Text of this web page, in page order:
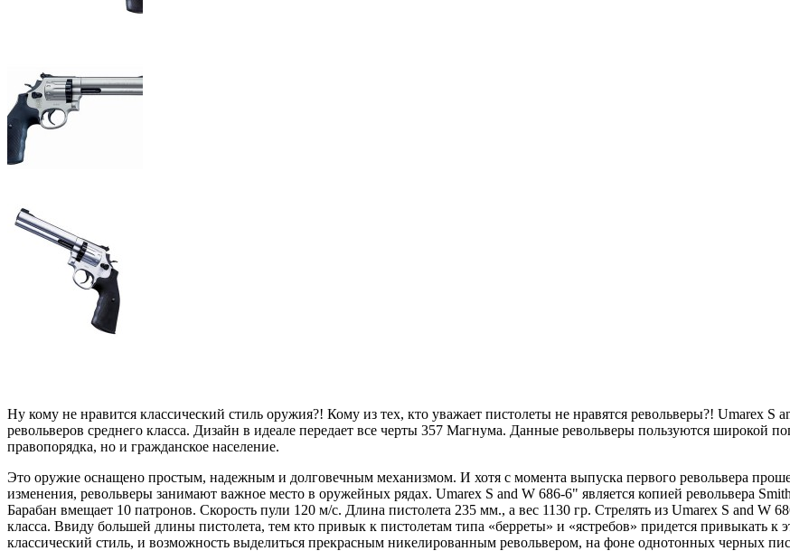
Ну кому не нравится классический стиль оружия?! Кому из тех, кто уважает пистолеты не нравятся револьверы?! Umarex
револьверов среднего класса. Дизайн в идеале передает все черты 357 Магнума. Данные револьверы пользуются широкой
правопорядка, но и гражданское население.
Это оружие оснащено простым, надежным и долговечным механизмом. И хотя с момента выпуска первого револьвера
изменения, револьверы занимают важное место в оружейных рядах. Umarex S and W 686-6" является копией револьвера
Барабан вмещает 10 патронов. Скорость пули 120 м/c. Длина пистолета 235 мм., а вес 1130 гр. Стрелять из Umarex S and W
класса. Ввиду большей длины пистолета, тем кто привык к пистолетам типа «берреты» и «ястребов» придется привыкать к
классический стиль, и возможность выделиться прекрасным никелированным револьвером, на фоне однотонных черных